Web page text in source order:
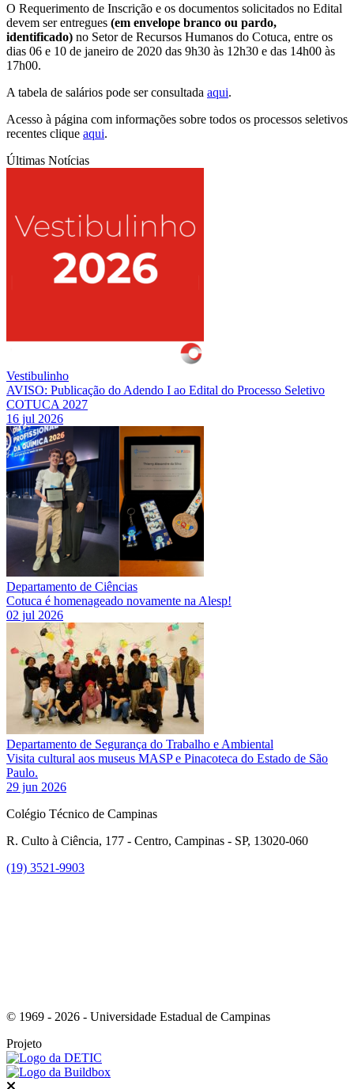
O Requerimento de Inscrição e os documentos solicitados no Edital
devem ser entregues (em envelope branco ou pardo,
identificado) no Setor de Recursos Humanos do Cotuca, entre os
dias 06 e 10 de janeiro de 2020 das 9h30 às 12h30 e das 14h00 às
17h00.
A tabela de salários pode ser consultada aqui.
Acesso à página com informações sobre todos os processos seletivos
recentes clique aqui.
Últimas Notícias
Vestibulinho
AVISO: Publicação do Adendo I ao Edital do Processo Seletivo
COTUCA 2027
16 jul 2026
Departamento de Ciências
Cotuca é homenageado novamente na Alesp!
02 jul 2026
Departamento de Segurança do Trabalho e Ambiental
Visita cultural aos museus MASP e Pinacoteca do Estado de São
Paulo.
29 jun 2026
Colégio Técnico de Campinas
R. Culto à Ciência, 177 - Centro, Campinas - SP, 13020-060
(19) 3521-9903
© 1969 - 2026 - Universidade Estadual de Campinas
Projeto